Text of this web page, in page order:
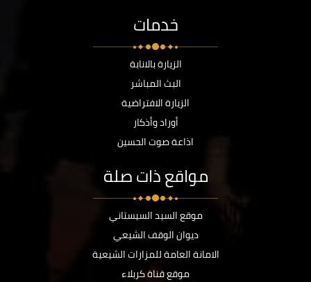
خدمات
الزيارة بالانابة
البث المباشر
الزيارة الافتراضية
أوراد وأذكار
اذاعة صوت الحسين
مواقع ذات صلة
موقع السيد السيستاني
ديوان الوقف الشيعي
الامانة العامة للمزارات الشيعية
موقع قناة كربلاء